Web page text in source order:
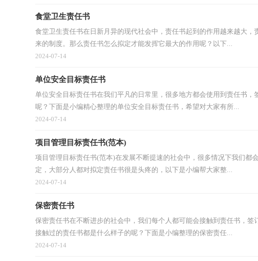
食堂卫生责任书
食堂卫生责任书在日新月异的现代社会中，责任书起到的作用越来越大
来的制度。那么责任书怎么拟定才能发挥它最大的作用呢？以下...
2024-07-14
单位安全目标责任书
单位安全目标责任书在我们平凡的日常里，很多地方都会使用到责任书
呢？下面是小编精心整理的单位安全目标责任书，希望对大家有所...
2024-07-14
项目管理目标责任书(范本)
项目管理目标责任书(范本)在发展不断提速的社会中，很多情况下我们都
定，大部分人都对拟定责任书很是头疼的，以下是小编帮大家整...
2024-07-14
保密责任书
保密责任书在不断进步的社会中，我们每个人都可能会接触到责任书，
接触过的责任书都是什么样子的呢？下面是小编整理的保密责任...
2024-07-14